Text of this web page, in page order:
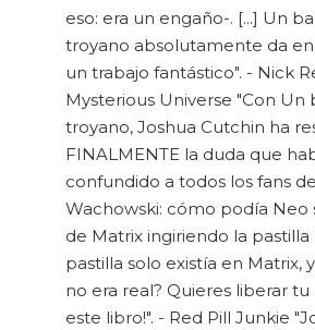
eso: era un engaño-. [...] Un
troyano absolutamente da en
un trabajo fantástico". - Nick
Mysterious Universe "Con Un
troyano, Joshua Cutchin ha
FINALMENTE la duda que
confundido a todos los fans
Wachowski: cómo podía Neo
de Matrix ingiriendo la pastilla
pastilla solo existía en Matrix,
no era real? Quieres liberar
este libro!". - Red Pill Junkie